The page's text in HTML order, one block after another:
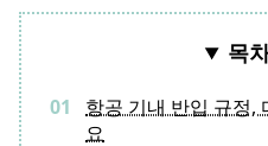
목
항공 기내 반입 규정,
요